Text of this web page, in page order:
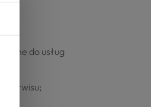
do usług
Serwisu;